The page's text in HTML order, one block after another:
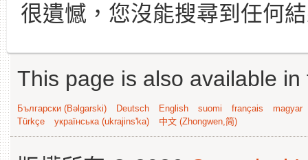
很遺憾，您沒能搜尋到任何
This page is also available
Български (Bəlgarski) Deutsch English suomi français
magyar
Türkçe
українська (ukrajins'ka) 中文 (Zhongwen,简)